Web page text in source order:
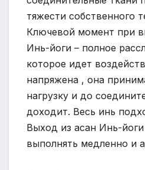
тяжести собственного
Ключевой момент при
Инь-йоги – полное
которое идет
напряжена , она
нагрузку и до
доходит. Весь инь
Выход из асан Инь-
выполнять медленно и